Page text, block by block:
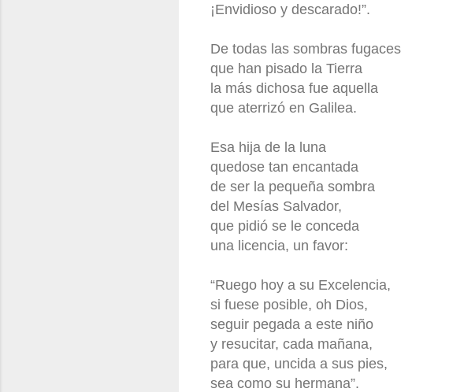
¡Envidioso y descarado!”.
De todas las sombras fugaces
que han pisado la Tierra
la más dichosa fue aquella
que aterrizó en Galilea.
Esa hija de la luna
quedose tan encantada
de ser la pequeña sombra
del Mesías Salvador,
que pidió se le conceda
una licencia, un favor:
“Ruego hoy a su Excelencia,
si fuese posible, oh Dios,
seguir pegada a este niño
y resucitar, cada mañana,
para que, uncida a sus pies,
sea como su hermana”.